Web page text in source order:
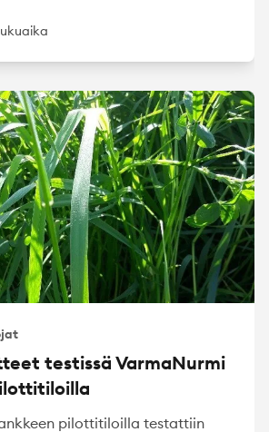
testissä VarmaNurmi
pilottitiloilla testattiin